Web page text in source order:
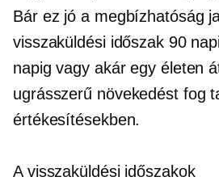
Bár ez jó a megbízhatóság
visszaküldési időszak 90
napig vagy akár egy életen
ugrásszerű növekedést fog
értékesítésekben.
A visszaküldési időszakok